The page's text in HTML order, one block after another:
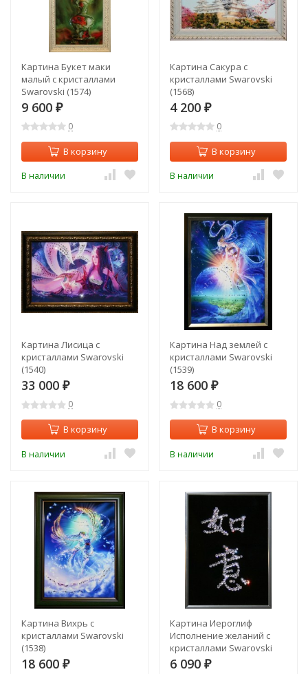
Картина Букет маки
малый с кристаллами
Swarovski (1574)
9 600 ₽
0
В корзину
В наличии
Картина Сакура с
кристаллами Swarovski
(1568)
4 200 ₽
0
В корзину
В наличии
Картина Лисица с
кристаллами Swarovski
(1540)
33 000 ₽
0
В корзину
В наличии
Картина Над землей с
кристаллами Swarovski
(1539)
18 600 ₽
0
В корзину
В наличии
Картина Вихрь с
кристаллами Swarovski
(1538)
18 600 ₽
Картина Иероглиф
Исполнение желаний с
кристаллами Swarovski
(1531)
6 090 ₽